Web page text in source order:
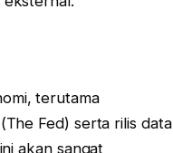
terutama
Fed) serta rilis data
akan sangat